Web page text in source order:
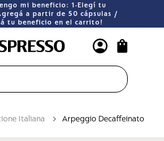
mi beneficio: 1-Elegí tu
a partir de 50 cápsulas /
tu beneficio en el carrito!
Italiana Arpeggio Decaffeinato